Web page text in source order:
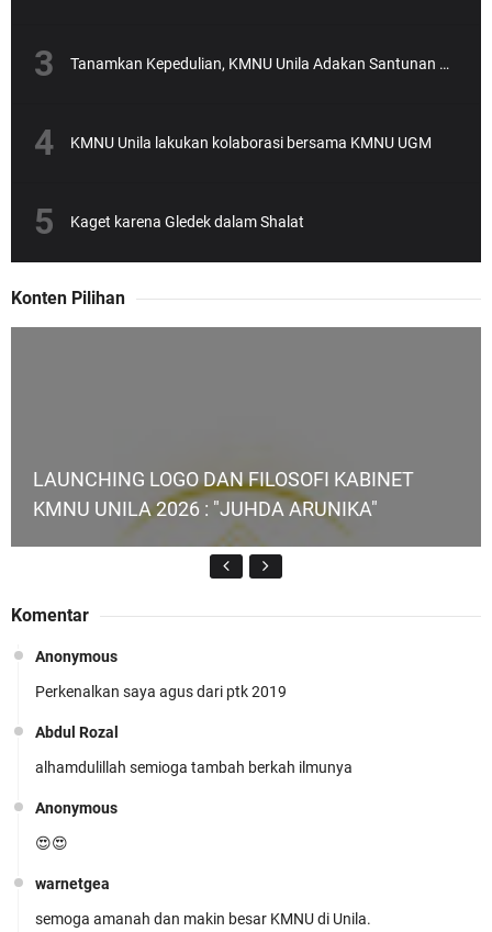
Tanamkan Kepedulian, KMNU Unila Adakan Santunan Anak Yatim
KMNU Unila lakukan kolaborasi bersama KMNU UGM
Kaget karena Gledek dalam Shalat
Konten Pilihan
LAUNCHING LOGO DAN FILOSOFI KABINET
KMNU UNILA 2026 : "JUHDA ARUNIKA"
KMNU Unila Kembali Torehkan Prestasi di PMW
!!
Prestasi Membanggakan! Cokro Guruh Santoso
Komentar
Anonymous
Perkenalkan saya agus dari ptk 2019
Abdul Rozal
alhamdulillah semioga tambah berkah ilmunya
Anonymous
😍😍
warnetgea
semoga amanah dan makin besar KMNU di Unila.